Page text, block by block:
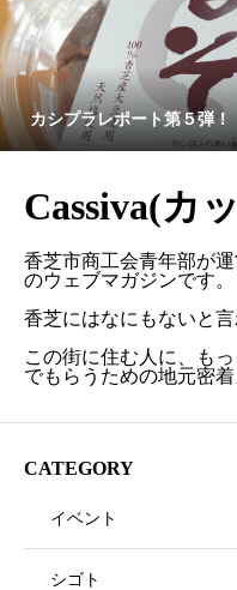
カシプラレポート第５弾
Cassiva(カ
香芝市商工会青年部が
のウェブマガジンです。
香芝にはなにもないと
この街に住む人に、も
でもらうための地元密着
CATEGORY
イベント
シゴト